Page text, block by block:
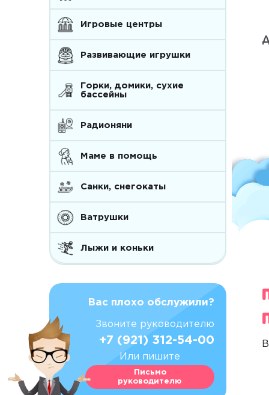
Игровые центры
Развивающие игрушки
Горки, домики, сухие
бассейны
Радионяни
Маме в помощь
Санки, снегокаты
Ватрушки
Лыжи и коньки
Вас плохо обслужили?
Звоните руководителю
+7 (921) 312-54-00
Или пишите
Письмо
руководителю